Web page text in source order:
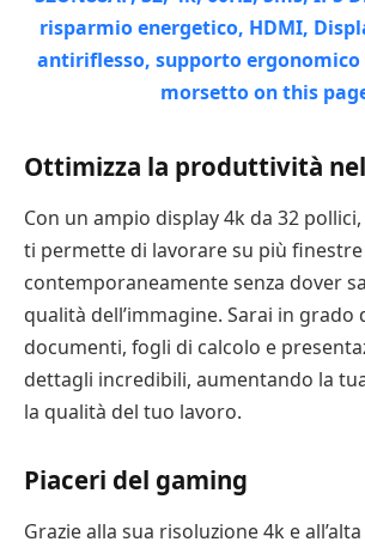
Ottimizza la produttività
Con un ampio display 4k da 32
ti permette di lavorare su più finestre
contemporaneamente senza dover
qualità dell’immagine. Sarai in grado
documenti, fogli di calcolo e
dettagli incredibili, aumentando la
la qualità del tuo lavoro.
Piaceri del gaming
Grazie alla sua risoluzione 4k e